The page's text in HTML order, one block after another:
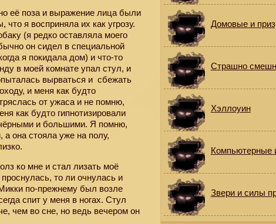
её поза и выражение лица были
я восприняла их как угрозу.
(я редко оставляла моего
он сидел в специальной
я покидала дом) и что-то
в моей комнате упал стул, и
вырваться и сбежать
и меня как будто
от ужаса и не помню,
как будто гипнотизировали
и большими. Я помню,
а она стояла уже на полу,
ко мне и стал лизать моё
то ли очнулась и
по-прежнему был возле
спит у меня в ногах. Стул
чем во сне, но ведь вечером он
Домовые и
Страшно
Хэллоуин
Компьютерные
Звери и силы